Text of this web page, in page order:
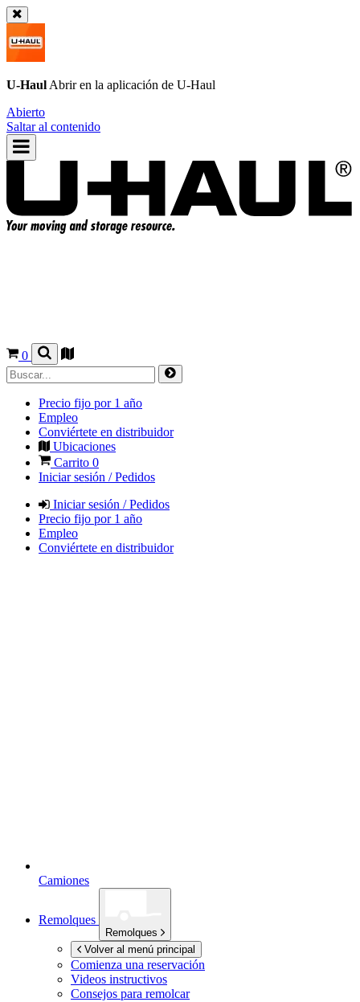
U-Haul Abrir en la aplicación de U-Haul
Abierto
Saltar al contenido
0
Precio fijo por 1 año
Empleo
Conviértete en distribuidor
Ubicaciones
Carrito 0
Iniciar sesión / Pedidos
Iniciar sesión / Pedidos
Precio fijo por 1 año
Empleo
Conviértete en distribuidor
Camiones
Remolques
Remolques
Volver al menú principal
Comienza una reservación
Videos instructivos
Consejos para remolcar